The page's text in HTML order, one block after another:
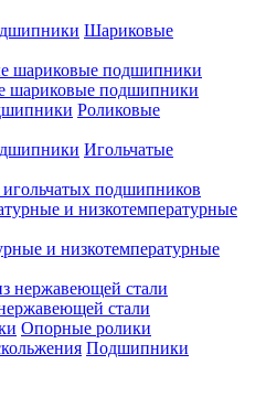
Шариковые
шариковые подшипники
шариковые подшипники
Роликовые
Игольчатые
подшипников
и низкотемпературные
стали
Опорные ролики
Подшипники